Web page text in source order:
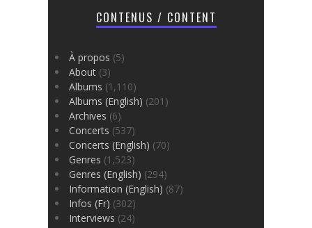
CONTENUS / CONTENT
À propos (5)
About (3)
Albums (1,110)
Albums (English) (201)
Archives (6)
Concerts (537)
Concerts (English) (70)
Genres (1,523)
Genres (English) (294)
Information (English) (87)
Infos (Fr) (302)
Interviews (24)